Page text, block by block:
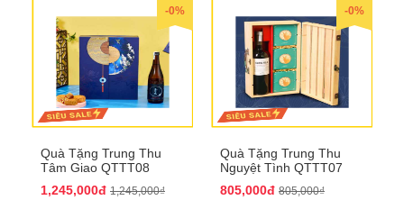
-0%
Quà Tặng Trung Thu
Tâm Giao QTTT08
1,245,000đ 1,245,000₫
-0%
Quà Tặng Trung Thu
Nguyệt Tình QTTT07
805,000đ 805,000₫